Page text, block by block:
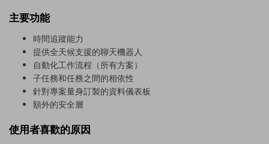
主要功能
時間追蹤能力
提供全天候支援的聊天機器人
自動化工作流程（所有方案）
子任務和任務之間的相依性
針對專案量身訂製的資料儀表板
額外的安全層
使用者喜歡的原因